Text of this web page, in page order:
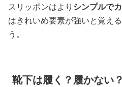
スリッポンはより シンプルで
はきれいめ要素が強いと覚え
う。
靴下は履く？履かない